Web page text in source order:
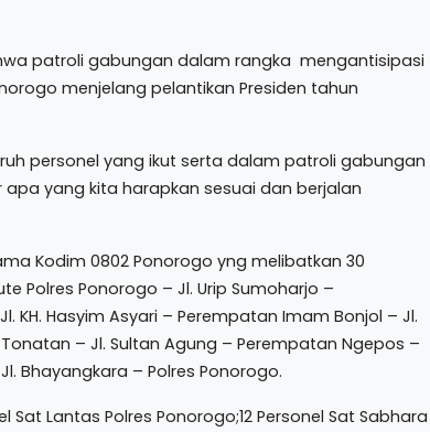
patroli gabungan dalam rangka mengantisipasi
menjelang pelantikan Presiden tahun
personel yang ikut serta dalam patroli gabungan
yang kita harapkan sesuai dan berjalan
Kodim 0802 Ponorogo yng melibatkan 30
Polres Ponorogo – Jl. Urip Sumoharjo –
KH. Hasyim Asyari – Perempatan Imam Bonjol – Jl.
– Jl. Sultan Agung – Perempatan Ngepos –
Bhayangkara – Polres Ponorogo.
Lantas Polres Ponorogo;12 Personel Sat Sabhara